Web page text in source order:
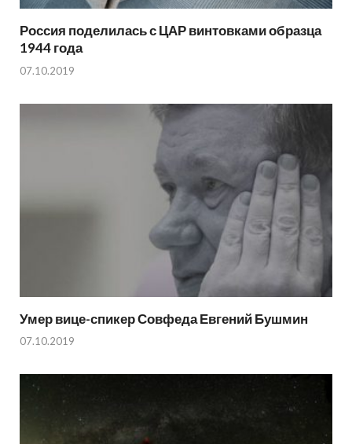
Россия поделилась с ЦАР винтовками образца
1944 года
07.10.2019
Умер вице-спикер Совфеда Евгений Бушмин
07.10.2019